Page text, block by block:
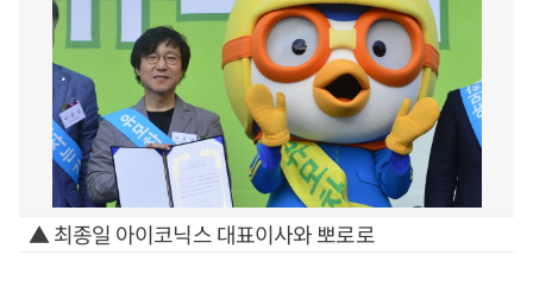
▲ 최종일 아이코닉스 대표이사와 뽀로로